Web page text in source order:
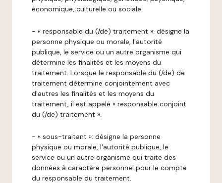
économique, culturelle ou sociale.
- « responsable du (/de) traitement »: désigne la
personne physique ou morale, l'autorité
publique, le service ou un autre organisme qui
détermine les finalités et les moyens du
traitement. Lorsque le responsable du (/de) de
traitement détermine conjointement avec
d'autres les finalités et les moyens du
traitement, il est appelé « responsable conjoint
du (/de) traitement ».
- « sous-traitant »: désigne la personne
physique ou morale, l'autorité publique, le
service ou un autre organisme qui traite des
données à caractère personnel pour le compte
du responsable du traitement.